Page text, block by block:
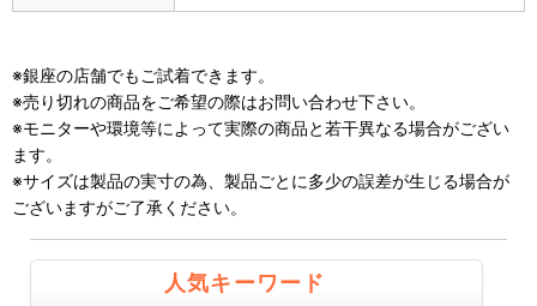
※銀座の店舗でもご試着できます。
※売り切れの商品をご希望の際はお問い合わせ下さい。
※モニターや環境等によって実際の商品と若干異なる場合がござい
ます。
※サイズは製品の実寸の為、製品ごとに多少の誤差が生じる場合が
ございますがご了承ください。
人気キーワード